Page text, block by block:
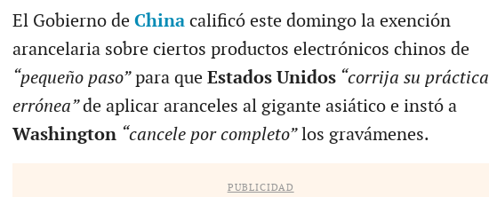
El Gobierno de Chinacalificó este domingo la exención
arancelaria sobre ciertos productos electrónicos chinos de
“pequeño paso”para queEstados Unidos“corrija su práctica
errónea”de aplicar aranceles al gigante asiático e instó a
Washington “cancele por completo”los gravámenes.
PUBLICIDAD